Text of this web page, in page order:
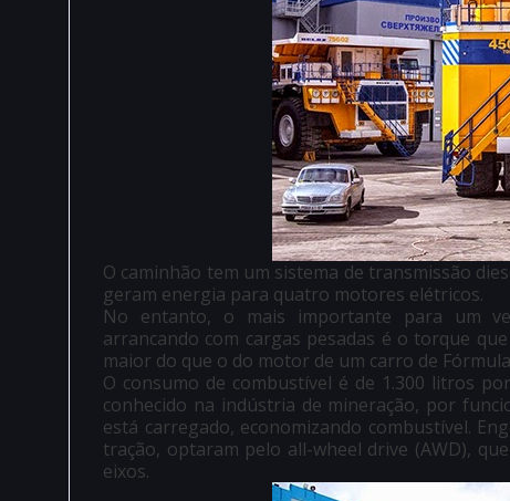
O caminhão tem um sistema de transmissão
geram energia para quatro motores elétricos.
No entanto, o mais importante para um
arrancando com cargas pesadas é o torque
maior do que o do motor de um carro de
O consumo de combustível é de 1.300 litros
conhecido na indústria de mineração, por
está carregado, economizando combustível.
tração, optaram pelo all-wheel drive (AWD),
eixos.